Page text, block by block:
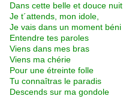
Dans cette belle et douce nuit
Je t´attends, mon idole,
Je vais dans un moment béni
Entendre tes paroles
Viens dans mes bras
Viens ma chérie
Pour une étreinte folle
Tu connaîtras le paradis
Descends sur ma gondole